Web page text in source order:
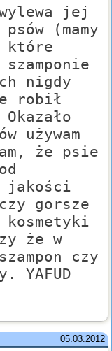
jej
(mamy
które
nigdy
robił
używam
że psie
jakości
gorsze
że w
czy
YAFUD
05.03.2012